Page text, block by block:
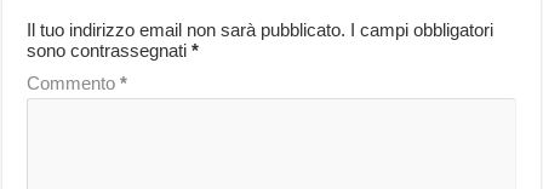
Il tuo indirizzo email non sarà pubblicato. I campi obbligatori
sono contrassegnati*
Commento*